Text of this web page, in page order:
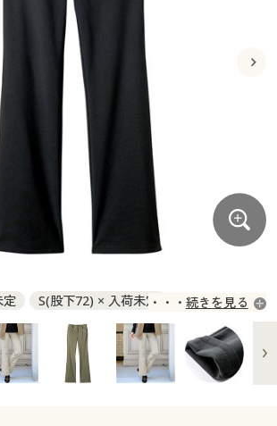
ァブリック
ズ下着
べて
ース服
ース下着
・制服
からのご注文
ゼント
ファブリック
ズ下着
ース服
ィース下着
制服
からのご注文
ゼント
定
S(股下72) × 入荷未定
り
M(股下72) ◎ 在庫あり
り
L(股下72) ◎ 在庫あり
あり
LL(股下72) ◎ 在庫あり
続きを見る